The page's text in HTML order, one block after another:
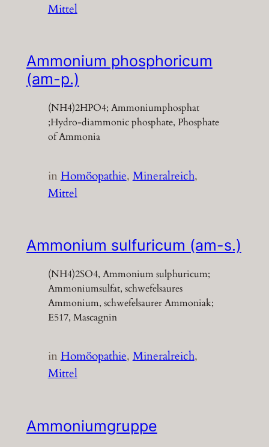
Mittel
Ammonium phosphoricum
(am-p.)
(NH4)2HPO4; Ammoniumphosphat
;Hydro-diammonic phosphate, Phosphate
of Ammonia
inHomöopathie, Mineralreich
Mittel
Ammonium sulfuricum (am-s.)
(NH4)2SO4, Ammonium sulphuricum;
Ammoniumsulfat, schwefelsaures
Ammonium, schwefelsaurer Ammoniak;
E517, Mascagnin
inHomöopathie, Mineralreich
Mittel
Ammoniumgruppe